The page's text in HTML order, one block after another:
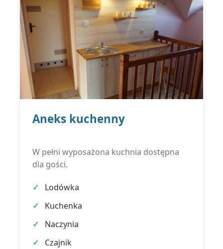
Aneks kuchenny
W pełni wyposażona kuchnia dostępna
dla gości.
Lodówka
Kuchenka
Naczynia
Czajnik